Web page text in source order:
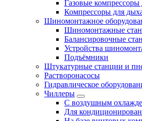
Газовые компрессоры
Компрессоры для
Шиномонтажное
Шиномонтажные
Балансировочные
Устройства
Подъёмники
Штукатурные станции и
Растворонасосы
Гидравлическое
Чиллеры
С воздушным
Для